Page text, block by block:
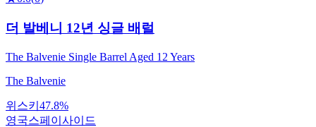
더 발베니 12년 싱글 배럴
The Balvenie Single Barrel Aged 12 Years
The Balvenie
위스키 47.8%
영국스페이사이드